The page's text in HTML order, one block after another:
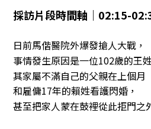
採訪片段時間軸｜02:15-
日前馬偕醫院外爆發搶人大戰，
事情發生原因是一位102歲的王
其家屬不滿自己的父親在上個月
和雇傭17年的賴姓看護閃婚，
甚至把家人蒙在鼓裡從此拒門之